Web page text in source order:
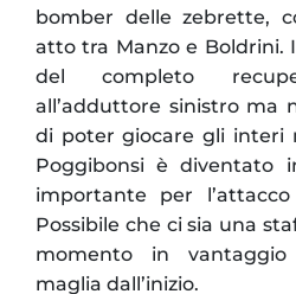
bomber delle zebrette,
atto tra Manzo e Boldrini.
del completo
all’adduttore sinistro ma
di poter giocare gli interi
Poggibonsi è diventato
importante per
Possibile che ci sia una
momento in vantaggio
maglia dall’inizio.